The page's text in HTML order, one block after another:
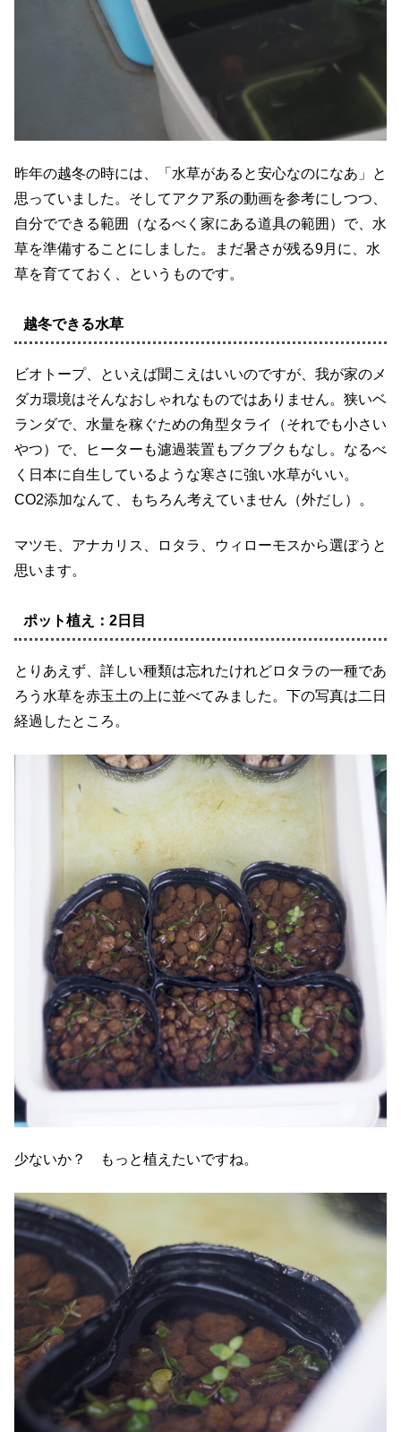
昨年の越冬の時には、「水草があると安心なのになあ」と
思っていました。そしてアクア系の動画を参考にしつつ、
自分でできる範囲（なるべく家にある道具の範囲）で、水
草を準備することにしました。まだ暑さが残る9月に、水
草を育てておく、というものです。
越冬できる水草
ビオトープ、といえば聞こえはいいのですが、我が家のメ
ダカ環境はそんなおしゃれなものではありません。狭いベ
ランダで、水量を稼ぐための角型タライ（それでも小さい
やつ）で、ヒーターも濾過装置もブクブクもなし。なるべ
く日本に自生しているような寒さに強い水草がいい。
CO2添加なんて、もちろん考えていません（外だし）。
マツモ、アナカリス、ロタラ、ウィローモスから選ぼうと
思います。
ポット植え：2日目
とりあえず、詳しい種類は忘れたけれどロタラの一種であ
ろう水草を赤玉土の上に並べてみました。下の写真は二日
経過したところ。
少ないか？ もっと植えたいですね。